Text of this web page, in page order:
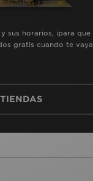
sus horarios, ¡para que
gratis cuando te vaya